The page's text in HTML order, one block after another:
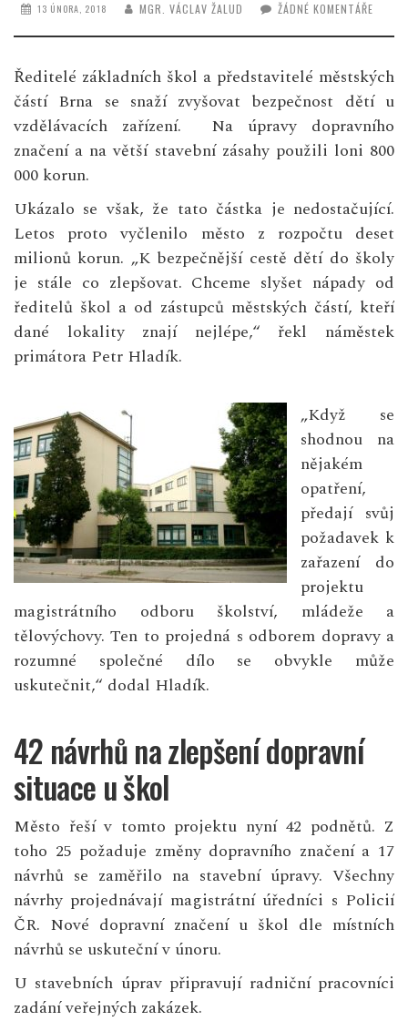
13 ÚNORA, 2018 MGR. VÁCLAV ŽALUD ŽÁDNÉ KOMENTÁŘE
Ředitelé základních škol a představitelé městských
částí Brna se snaží zvyšovat bezpečnost dětí u
vzdělávacích zařízení. Na úpravy dopravního
značení a na větší stavební zásahy použili loni 800
000 korun.
Ukázalo se však, že tato částka je nedostačující.
Letos proto vyčlenilo město z rozpočtu deset
milionů korun. „K bezpečnější cestě dětí do školy
je stále co zlepšovat. Chceme slyšet nápady od
ředitelů škol a od zástupců městských částí, kteří
dané lokality znají nejlépe,“ řekl náměstek
primátora Petr Hladík.
„Když se
shodnou na
nějakém
opatření,
předají svůj
požadavek k
zařazení do
projektu
magistrátního odboru školství, mládeže a
tělovýchovy. Ten to projedná s odborem dopravy a
rozumné společné dílo se obvykle může
uskutečnit,“ dodal Hladík.
42 návrhů na zlepšení dopravní
situace u škol
Město řeší v tomto projektu nyní 42 podnětů. Z
toho 25 požaduje změny dopravního značení a 17
návrhů se zaměřilo na stavební úpravy. Všechny
návrhy projednávají magistrátní úředníci s Policií
ČR. Nové dopravní značení u škol dle místních
návrhů se uskuteční v únoru.
U stavebních úprav připravují radniční pracovníci
zadání veřejných zakázek.